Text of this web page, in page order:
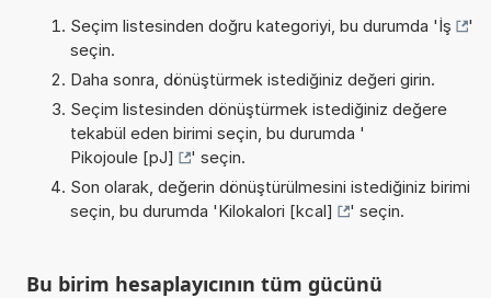
Seçim listesinden doğru kategoriyi, bu durumda 'İş
'
seçin.
Daha sonra, dönüştürmek istediğiniz değeri girin.
Seçim listesinden dönüştürmek istediğiniz değere
tekabül eden birimi seçin, bu durumda '
Pikojoule [pJ]
' seçin.
Son olarak, değerin dönüştürülmesini istediğiniz birimi
seçin, bu durumda 'Kilokalori [kcal] ' seçin.
Bu birim hesaplayıcının tüm gücünü